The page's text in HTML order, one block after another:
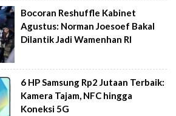
Bocoran Reshuffle Kabinet
Agustus: Norman Joesoef Bakal
Dilantik Jadi Wamenhan RI
6 HP Samsung Rp2 Jutaan Terbaik:
Kamera Tajam, NFC hingga
Koneksi 5G